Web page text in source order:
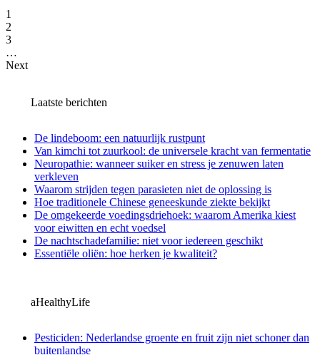
1
2
3
…
Next
Laatste berichten
De lindeboom: een natuurlijk rustpunt
Van kimchi tot zuurkool: de universele kracht van fermentatie
Neuropathie: wanneer suiker en stress je zenuwen laten
verkleven
Waarom strijden tegen parasieten niet de oplossing is
Hoe traditionele Chinese geneeskunde ziekte bekijkt
De omgekeerde voedingsdriehoek: waarom Amerika kiest
voor eiwitten en echt voedsel
De nachtschadefamilie: niet voor iedereen geschikt
Essentiële oliën: hoe herken je kwaliteit?
aHealthyLife
Pesticiden: Nederlandse groente en fruit zijn niet schoner dan
buitenlandse